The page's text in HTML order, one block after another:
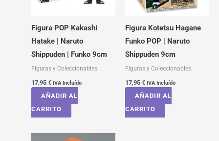
Figura POP Kakashi
Hatake | Naruto
Shippuden | Funko 9cm
Figuras y Coleccionables
17,95 € IVA Incluído
AÑADIR AL
CARRITO
Figura Kotetsu Hagane
Funko POP | Naruto
Shippuden 9cm
Figuras y Coleccionables
17,95 € IVA Incluído
AÑADIR AL
CARRITO